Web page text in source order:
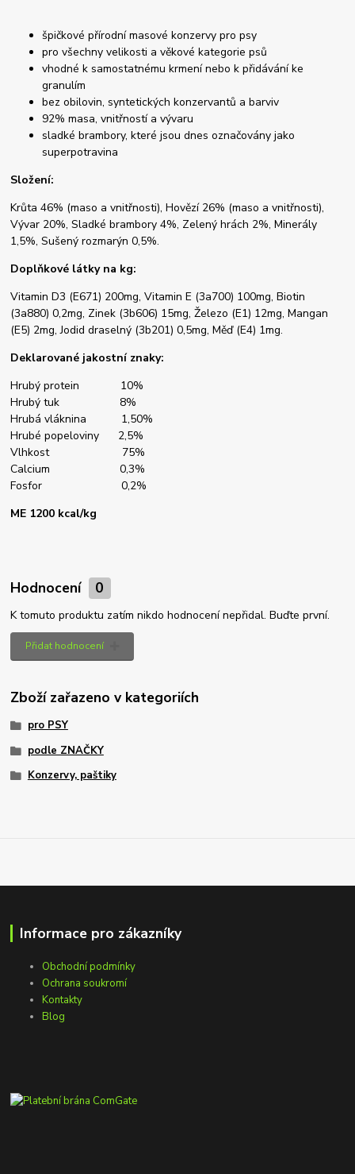
špičkové přírodní masové konzervy pro psy
pro všechny velikosti a věkové kategorie psů
vhodné k samostatnému krmení nebo k přidávání ke
granulím
bez obilovin, syntetických konzervantů a barviv
92% masa, vnitřností a vývaru
sladké brambory, které jsou dnes označovány jako
superpotravina
Složení:
Krůta 46% (maso a vnitřnosti), Hovězí 26% (maso a vnitřnosti),
Vývar 20%, Sladké brambory 4%, Zelený hrách 2%, Minerály
1,5%, Sušený rozmarýn 0,5%.
Doplňkové látky na kg:
Vitamin D3 (E671) 200mg, Vitamin E (3a700) 100mg, Biotin
(3a880) 0,2mg, Zinek (3b606) 15mg, Železo (E1) 12mg, Mangan
(E5) 2mg, Jodid draselný (3b201) 0,5mg, Měď (E4) 1mg.
Deklarované jakostní znaky:
Hrubý protein 10%
Hrubý tuk 8%
Hrubá vláknina 1,50%
Hrubé popeloviny 2,5%
Vlhkost 75%
Calcium 0,3%
Fosfor 0,2%
ME 1200 kcal/kg
Hodnocení 0
K tomuto produktu zatím nikdo hodnocení nepřidal. Buďte první.
Přidat hodnocení
Zboží zařazeno v kategoriích
pro PSY
podle ZNAČKY
Konzervy, paštiky
Informace pro zákazníky
Obchodní podmínky
Ochrana soukromí
Kontakty
Blog